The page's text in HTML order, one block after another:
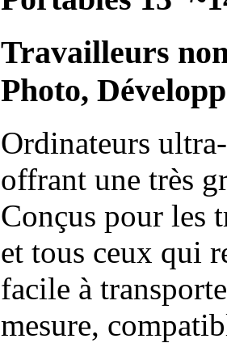
Travailleurs
Photo,
Ordinateurs
offrant une très
Conçus pour les
et tous ceux qui
facile à
mesure,